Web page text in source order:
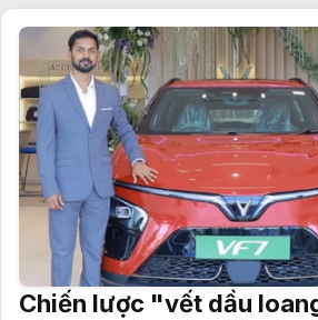
Chiến lược "vết dầu